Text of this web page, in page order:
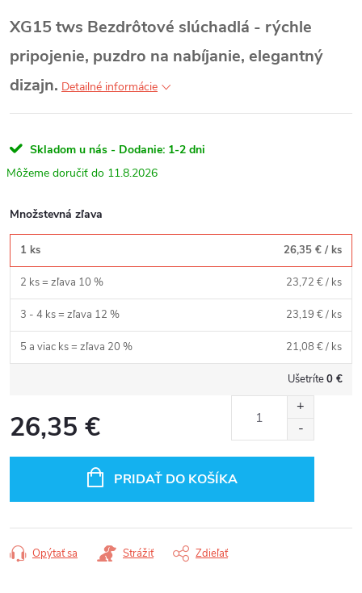
XG15 tws Bezdrôtové slúchadlá - rýchle
pripojenie, puzdro na nabíjanie, elegantný
dizajn. Detailné informácie
Skladom u nás - Dodanie: 1-2 dni
11.8.2026
Množstevná zľava
1 ks 26,35 € / ks
2 ks = zľava 10 % 23,72 €/ ks
3 - 4 ks = zľava 12 % 23,19 €/ ks
5 a viac ks = zľava 20 % 21,08 €/ ks
Ušetríte0 €
26,35 €
PRIDAŤ DO KOŠÍKA
Opýtať sa Strážiť Zdieľať